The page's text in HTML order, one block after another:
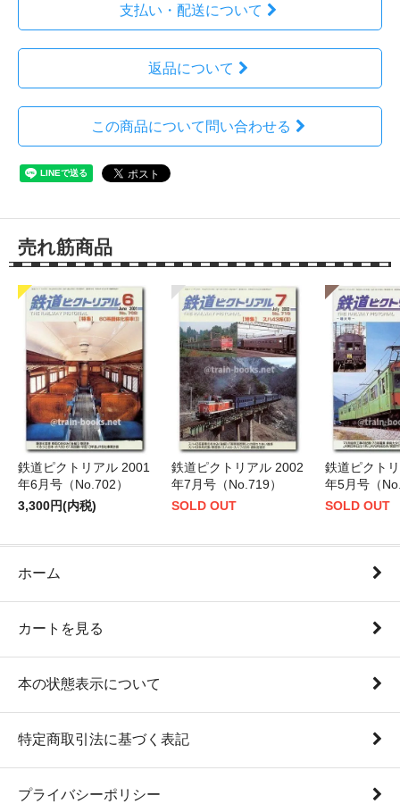
支払い・配送について
返品について
この商品について問い合わせる
売れ筋商品
鉄道ピクトリアル 2001
年6月号（No.702）
3,300円(内税)
鉄道ピクトリアル 2002
年7月号（No.719）
SOLD OUT
鉄道ピクト
年5月号（
SOLD OUT
ホーム
カートを見る
本の状態表示について
特定商取引法に基づく表記
プライバシーポリシー